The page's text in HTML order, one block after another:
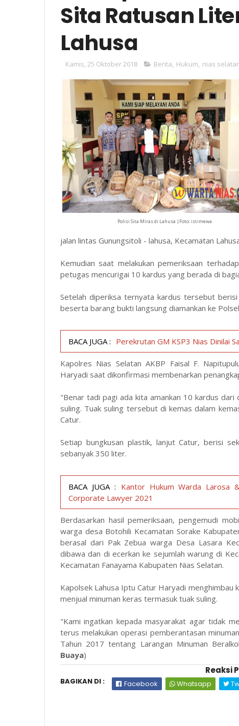
Sita Ratusan
Lahusa
Kamis, 25 Oktober 2018 Berita Hukum nias
Polisi Sita Miras di Lahusa |Foto: istimewa
jalan lintas Gunungsitoli - lahusa, Kecamatan
Kemudian saat melakukan pemeriksaan
petugas mencurigai 10 kardus yang berada di
Setelah diperiksa ternyata kardus tersebut
beserta barang bukti langsung diamankan ke
BACA JUGA : Perekrutan GM KSP3 Nias Dinilai
Kapolres Nias Selatan AKBP Faisal F.
Haryadi saat dikonfirmasi membenarkan
"Benar tadi pagi ada kita amankan 10 kardus
suling. Tuak suling tersebut di kemas dalam
Catur.
Setiap bungkusan plastik, lanjut Catur, berisi
sebanyak 350 liter.
BACA JUGA : Kantor Hukum Warda Larosa
Corporate Lawyer 2021
Berdasarkan hasil pemeriksaan, pengemudi
warga desa Botohili Kecamatan Sorake
berasal dari Pak Zebua warga Desa Lasara
dibawa dan di ecerkan ke sejumlah warung di
Kecamatan Fanayama Kabupaten Nias Selatan.
Kapolsek Lahusa Iptu Catur Haryadi
menjual minuman keras termasuk tuak suling.
"Kami ingatkan kepada masyarakat agar tidak
terus melakukan operasi pemberantasan
Tahun 2017 tentang Larangan Minuman
Buaya)
Reaksi
BAGIKAN DI : Facebook Whatsapp